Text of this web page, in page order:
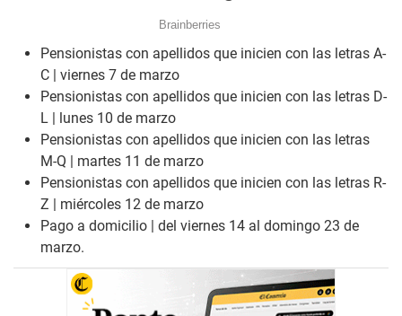
Pensionistas con apellidos que inicien con las letras A-
C | viernes 7 de marzo
Pensionistas con apellidos que inicien con las letras D-
L | lunes 10 de marzo
Pensionistas con apellidos que inicien con las letras
M-Q | martes 11 de marzo
Pensionistas con apellidos que inicien con las letras R-
Z | miércoles 12 de marzo
Pago a domicilio | del viernes 14 al domingo 23 de
marzo.